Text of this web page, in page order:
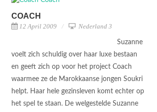
COACH
12 April 2009 Nederland 3
Suzanne
voelt zich schuldig over haar luxe bestaan
en geeft zich op voor het project Coach
waarmee ze de Marokkaanse jongen Soukri
helpt. Haar hele gezinsleven komt echter op
het spel te staan. De welgestelde Suzanne